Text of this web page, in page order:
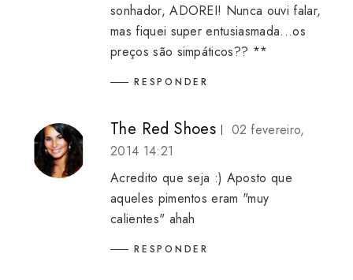
sonhador, ADOREI! Nunca ouvi falar,
mas fiquei super entusiasmada...os
preços são simpáticos?? **
RESPONDER
The Red Shoes
02 fevereiro,
2014 14:21
Acredito que seja :) Aposto que
aqueles pimentos eram "muy
calientes" ahah
RESPONDER